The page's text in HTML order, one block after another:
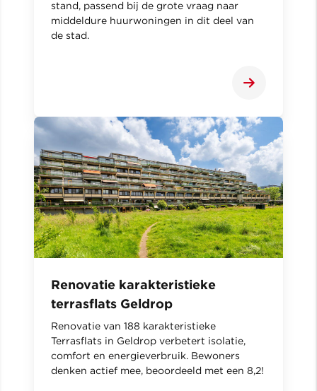
stand, passend bij de grote vraag naar
middeldure huurwoningen in dit deel van
de stad.
Renovatie karakteristieke
terrasflats Geldrop
Renovatie van 188 karakteristieke
Terrasflats in Geldrop verbetert isolatie,
comfort en energieverbruik. Bewoners
denken actief mee, beoordeeld met een 8,2!